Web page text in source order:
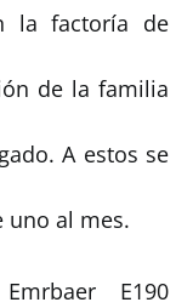
la factoría de
de la familia
A estos se
uno al mes.
E190